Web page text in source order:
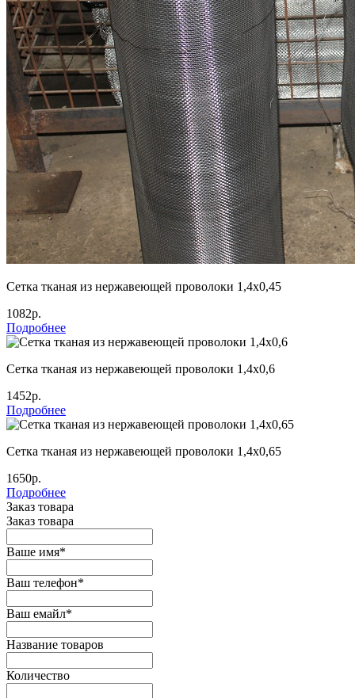
Сетка тканая из нержавеющей проволоки 1,4х0,45
1082р.
Подробнее
Сетка тканая из нержавеющей проволоки 1,4х0,6
1452р.
Подробнее
Сетка тканая из нержавеющей проволоки 1,4х0,65
1650р.
Подробнее
Заказ товара
Заказ товара
Ваше имя*
Ваш телефон*
Ваш емайл*
Название товаров
Количество